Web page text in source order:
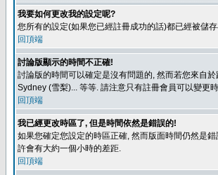
我要如何更改我的設定呢?
您所有的設定(如果您已經註冊成功的話)都已經被儲
回頂端
討論版顯示的時間不正確!
討論版的時間可以確定是沒有問題的, 然而若您來自
Sydney (雪梨)... 等等. 請注意只有註冊會員可以變更
回頂端
我已經更改時區了, 但是時間依然是錯誤的!
如果您確定您設定的時區正確, 然而版面時間仍然是
許會有大約一個小時的差距.
回頂端